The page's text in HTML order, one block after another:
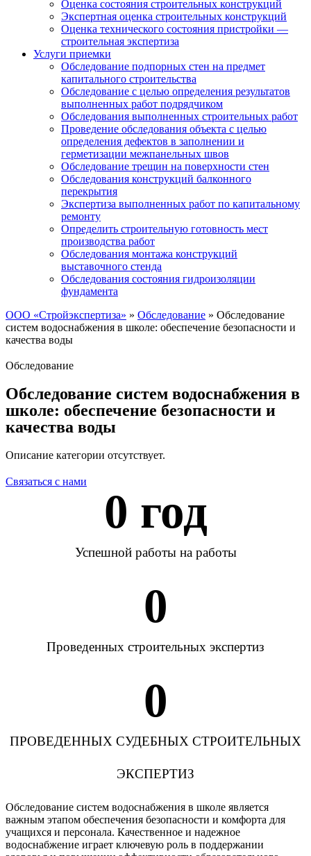
Оценка состояния строительных конструкций
Экспертная оценка строительных конструкций
Оценка технического состояния пристройки —
строительная экспертиза
Услуги приемки
Обследование подпорных стен на предмет
капитального строительства
Обследование с целью определения результатов
выполненных работ подрядчиком
Обследования выполненных строительных работ
Проведение обследования объекта с целью
определения дефектов в заполнении и
герметизации межпанельных швов
Обследование трещин на поверхности стен
Обследования конструкций балконного
перекрытия
Экспертиза выполненных работ по капитальному
ремонту
Определить строительную готовность мест
производства работ
Обследования монтажа конструкций
выставочного стенда
Обследования состояния гидроизоляции
фундамента
ООО «Стройэкспертиза» » Обследование » Обследование
систем водоснабжения в школе: обеспечение безопасности и
качества воды
Обследование
Обследование систем водоснабжения в
школе: обеспечение безопасности и
качества воды
Описание категории отсутствует.
Связаться с нами
0 год
Успешной работы на работы
0
Проведенных строительных экспертиз
0
ПРОВЕДЕННЫХ СУДЕБНЫХ СТРОИТЕЛЬНЫХ
ЭКСПЕРТИЗ
Обследование систем водоснабжения в школе является
важным этапом обеспечения безопасности и комфорта для
учащихся и персонала. Качественное и надежное
водоснабжение играет ключевую роль в поддержании